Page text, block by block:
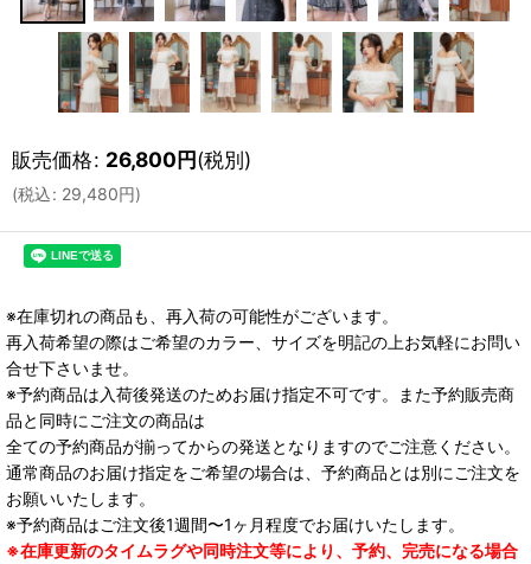
販売価格: 26,800円(税別)
(税込: 29,480円)
※在庫切れの商品も、再入荷の可能性がございます。
再入荷希望の際はご希望のカラー、サイズを明記の上お気軽にお問い
合せ下さいませ。
※予約商品は入荷後発送のためお届け指定不可です。また予約販売商
品と同時にご注文の商品は
全ての予約商品が揃ってからの発送となりますのでご注意ください。
通常商品のお届け指定をご希望の場合は、予約商品とは別にご注文を
お願いいたします。
※予約商品はご注文後1週間〜1ヶ月程度でお届けいたします。
※在庫更新のタイムラグや同時注文等により、予約、完売になる場合